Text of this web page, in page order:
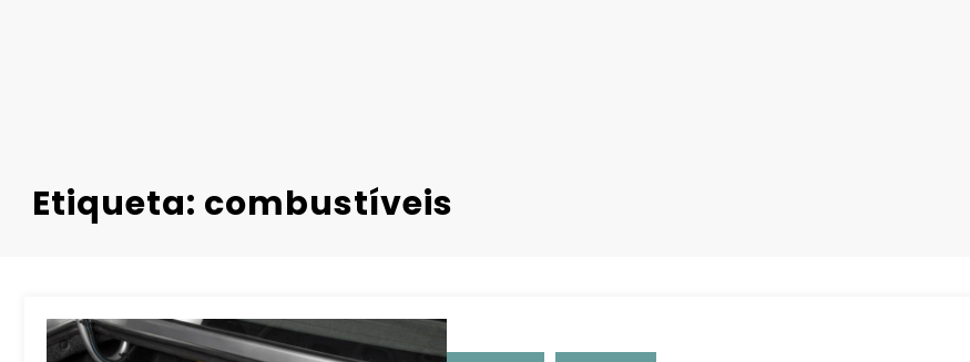
Etiqueta: combustíveis